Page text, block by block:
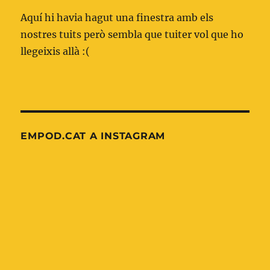
Aquí hi havia hagut una finestra amb els
nostres tuits però sembla que tuiter vol que ho
llegeixis allà :(
EMPOD.CAT A INSTAGRAM